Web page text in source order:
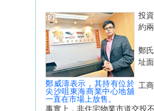
鄭威濤表示，其持有位於
尖沙咀東海商業中心地舖
一直在市場上放售。
投
約
鄭
址
工
事實上，非住宅物業市道交投